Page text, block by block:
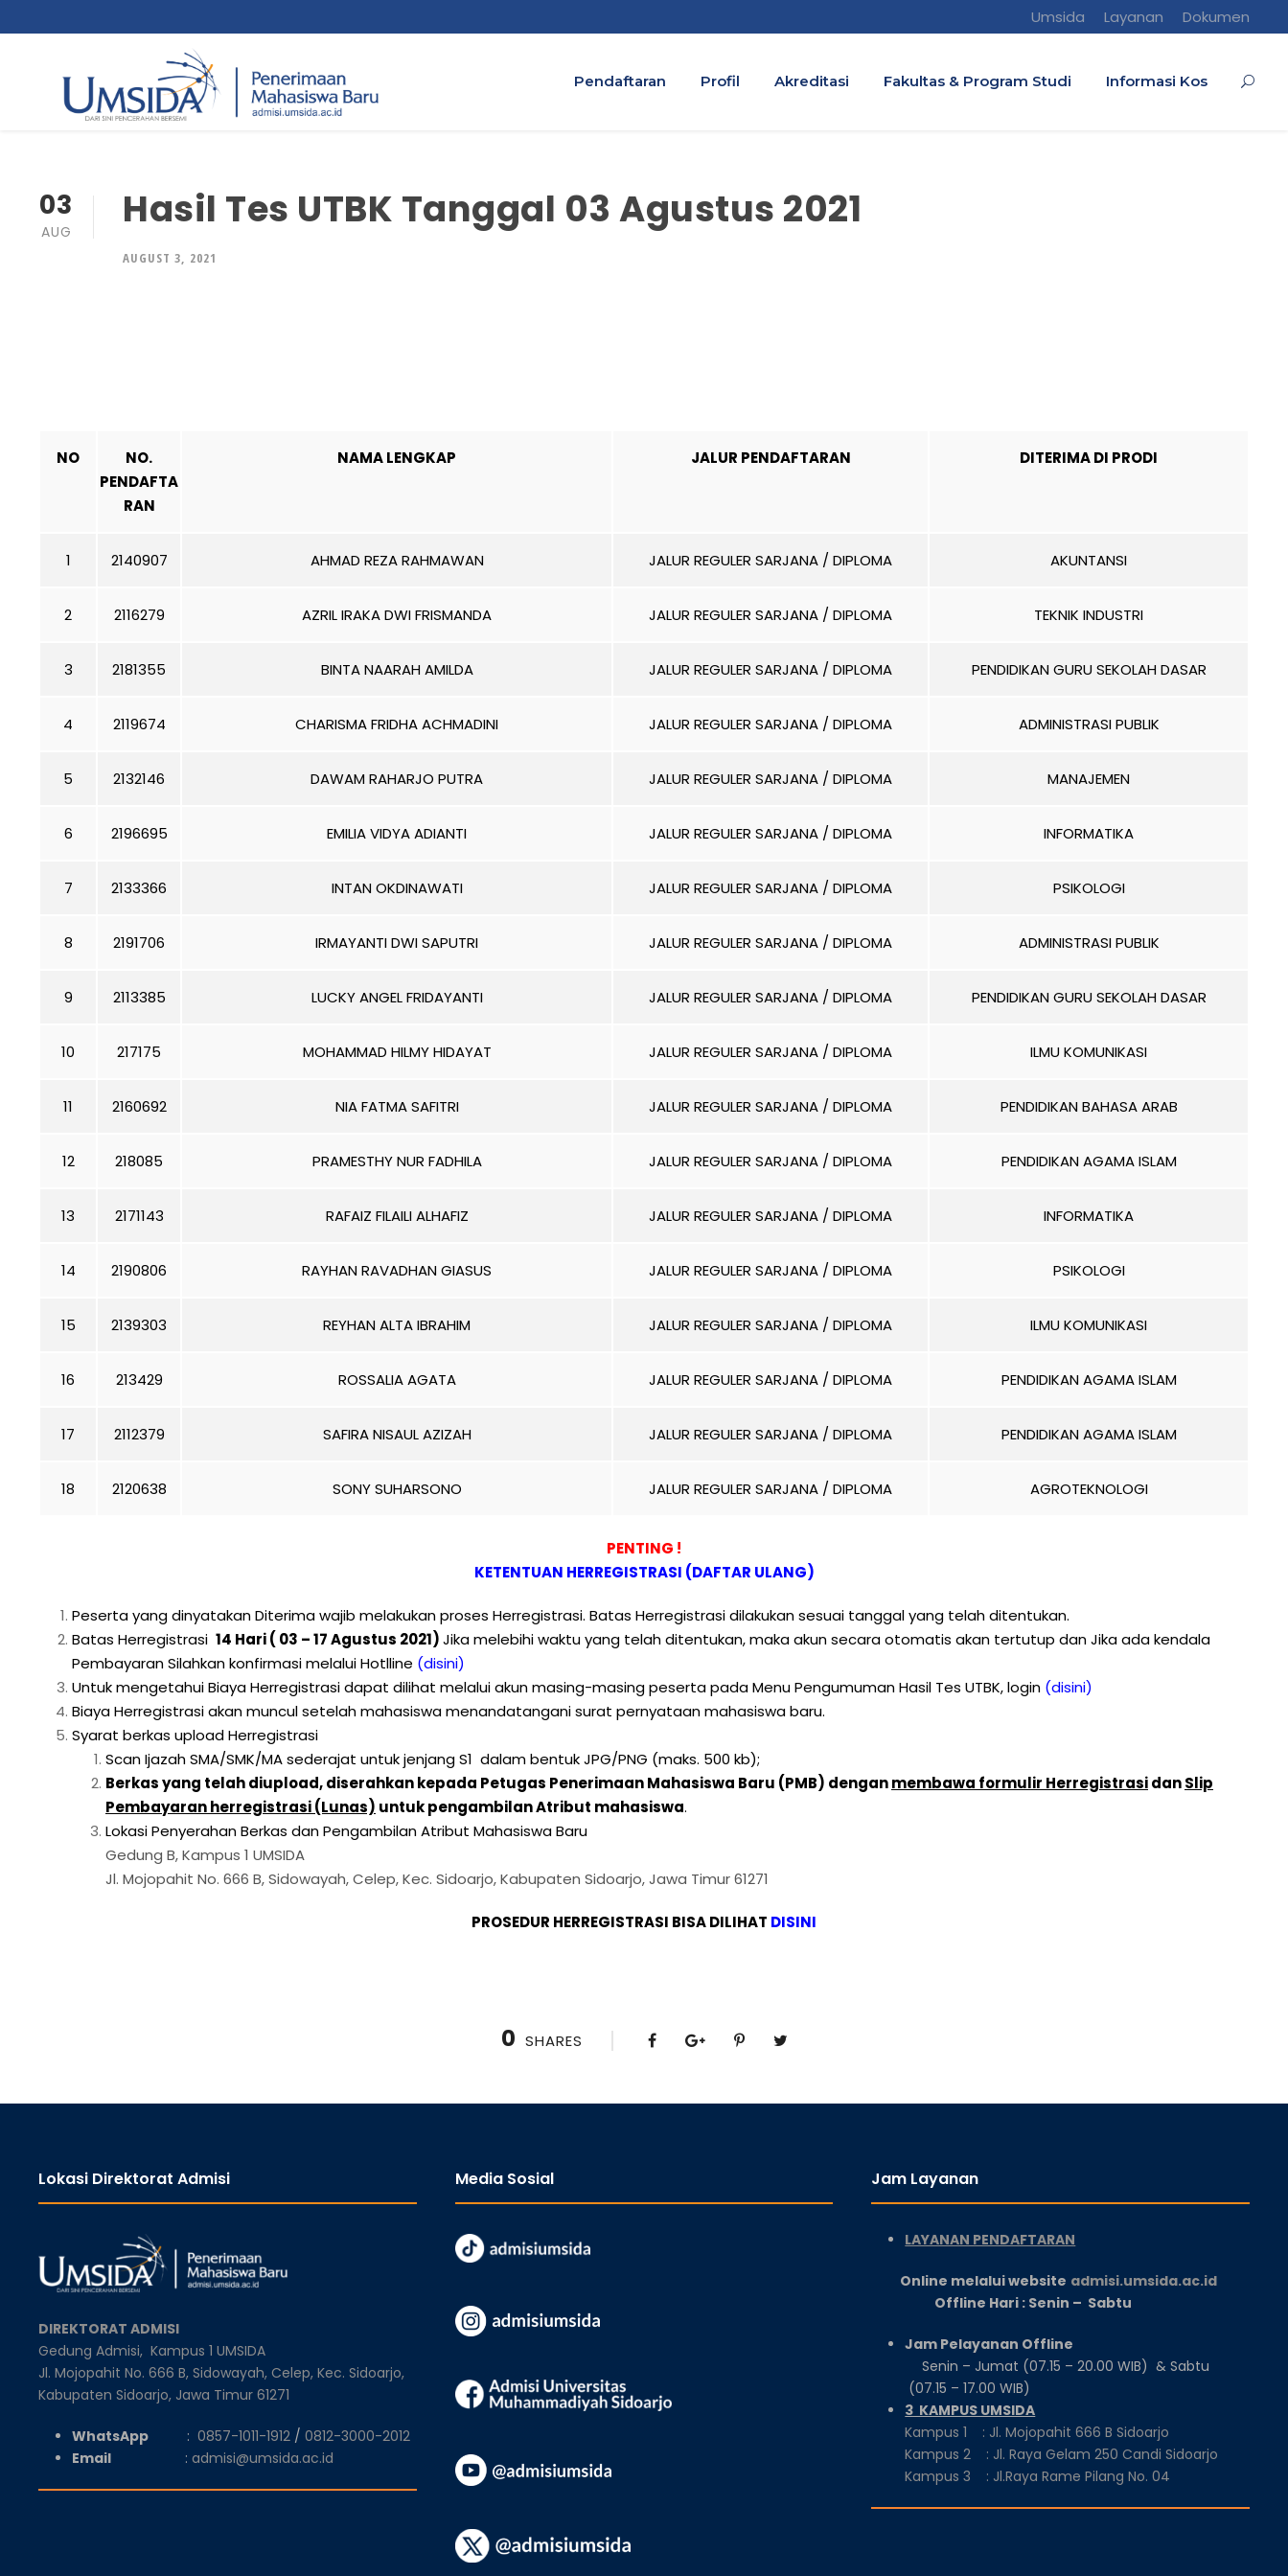
Umsida Layanan Dokumen
Pendaftaran Profil Akreditasi Fakultas & Program Studi Informasi Kos
03
AUG Hasil Tes UTBK Tanggal 03 Agustus 2021
AUGUST 3, 2021
NO
NO.
PENDAFTA
RAN
NAMA LENGKAP JALUR PENDAFTARAN DITERIMA DI PRODI
1 2140907 AHMAD REZA RAHMAWAN JALUR REGULER SARJANA / DIPLOMA AKUNTANSI
2 2116279 AZRIL IRAKA DWI FRISMANDA JALUR REGULER SARJANA / DIPLOMA TEKNIK INDUSTRI
3 2181355 BINTA NAARAH AMILDA JALUR REGULER SARJANA / DIPLOMA PENDIDIKAN GURU SEKOLAH DASAR
4 2119674 CHARISMA FRIDHA ACHMADINI JALUR REGULER SARJANA / DIPLOMA ADMINISTRASI PUBLIK
5 2132146 DAWAM RAHARJO PUTRA JALUR REGULER SARJANA / DIPLOMA MANAJEMEN
6 2196695 EMILIA VIDYA ADIANTI JALUR REGULER SARJANA / DIPLOMA INFORMATIKA
7 2133366 INTAN OKDINAWATI JALUR REGULER SARJANA / DIPLOMA PSIKOLOGI
8 2191706 IRMAYANTI DWI SAPUTRI JALUR REGULER SARJANA / DIPLOMA ADMINISTRASI PUBLIK
9 2113385 LUCKY ANGEL FRIDAYANTI JALUR REGULER SARJANA / DIPLOMA PENDIDIKAN GURU SEKOLAH DASAR
10 217175 MOHAMMAD HILMY HIDAYAT JALUR REGULER SARJANA / DIPLOMA ILMU KOMUNIKASI
11 2160692 NIA FATMA SAFITRI JALUR REGULER SARJANA / DIPLOMA PENDIDIKAN BAHASA ARAB
12 218085 PRAMESTHY NUR FADHILA JALUR REGULER SARJANA / DIPLOMA PENDIDIKAN AGAMA ISLAM
13 2171143 RAFAIZ FILAILI ALHAFIZ JALUR REGULER SARJANA / DIPLOMA INFORMATIKA
14 2190806 RAYHAN RAVADHAN GIASUS JALUR REGULER SARJANA / DIPLOMA PSIKOLOGI
15 2139303 REYHAN ALTA IBRAHIM JALUR REGULER SARJANA / DIPLOMA ILMU KOMUNIKASI
16 213429 ROSSALIA AGATA JALUR REGULER SARJANA / DIPLOMA PENDIDIKAN AGAMA ISLAM
17 2112379 SAFIRA NISAUL AZIZAH JALUR REGULER SARJANA / DIPLOMA PENDIDIKAN AGAMA ISLAM
18 2120638 SONY SUHARSONO JALUR REGULER SARJANA / DIPLOMA AGROTEKNOLOGI
PENTING !
KETENTUAN HERREGISTRASI (DAFTAR ULANG)
Peserta yang dinyatakan Diterima wajib melakukan proses Herregistrasi. Batas Herregistrasi dilakukan sesuai tanggal yang telah ditentukan.
Batas Herregistrasi 14 Hari ( 03 – 17 Agustus 2021)Jika melebihi waktu yang telah ditentukan, maka akun secara otomatis akan tertutup dan Jika ada kendala
Pembayaran Silahkan konfirmasi melalui Hotlline (disini)
Untuk mengetahui Biaya Herregistrasi dapat dilihat melalui akun masing-masing peserta pada Menu Pengumuman Hasil Tes UTBK, login (disini)
Biaya Herregistrasi akan muncul setelah mahasiswa menandatangani surat pernyataan mahasiswa baru.
Syarat berkas upload Herregistrasi
Scan Ijazah SMA/SMK/MA sederajat untuk jenjang S1 dalam bentuk JPG/PNG (maks. 500 kb);
Berkas yang telah diupload, diserahkan kepada Petugas Penerimaan Mahasiswa Baru (PMB) denganmembawa formulir HerregistrasidanSlip
Pembayaran herregistrasi (Lunas) untuk pengambilan Atribut mahasiswa.
Lokasi Penyerahan Berkas dan Pengambilan Atribut Mahasiswa Baru
Gedung B, Kampus 1 UMSIDA
Jl. Mojopahit No. 666 B, Sidowayah, Celep, Kec. Sidoarjo, Kabupaten Sidoarjo, Jawa Timur 61271
PROSEDUR HERREGISTRASI BISA DILIHAT DISINI
0 SHARES
Lokasi Direktorat Admisi
DIREKTORAT ADMISI
Gedung Admisi, Kampus 1 UMSIDA
Jl. Mojopahit No. 666 B, Sidowayah, Celep, Kec. Sidoarjo,
Kabupaten Sidoarjo, Jawa Timur 61271
WhatsApp : 0857-1011-1912 / 0812-3000-2012
Email
: admisi@umsida.ac.id
Media Sosial Jam Layanan
LAYANAN PENDAFTARAN
Online melalui website admisi.umsida.ac.id
Offline Hari : Senin – Sabtu
Jam Pelayanan Offline
Senin – Jumat (07.15 – 20.00 WIB) & Sabtu
(07.15 – 17.00 WIB)
3 KAMPUS UMSIDA
Kampus 1 : Jl. Mojopahit 666 B Sidoarjo
Kampus 2 : Jl. Raya Gelam 250 Candi Sidoarjo
Kampus 3 : Jl.Raya Rame Pilang No. 04